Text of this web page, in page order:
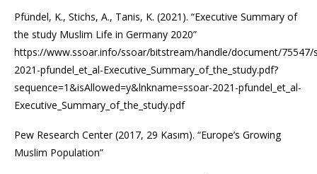
Pfündel, K., Stichs, A., Tanis, K. (2021). “Executive Summary of
the study Muslim Life in Germany 2020”
https://www.ssoar.info/ssoar/bitstream/handle/document/75547/
2021-pfundel_et_al-Executive_Summary_of_the_study.pdf?
sequence=1&isAllowed=y&lnkname=ssoar-2021-pfundel_et_al-
Executive_Summary_of_the_study.pdf
Pew Research Center (2017, 29 Kasım). “Europe’s Growing
Muslim Population”